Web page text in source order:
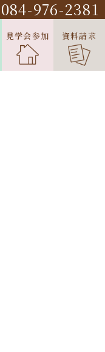
084-976-2381
見学会参加 資料請求